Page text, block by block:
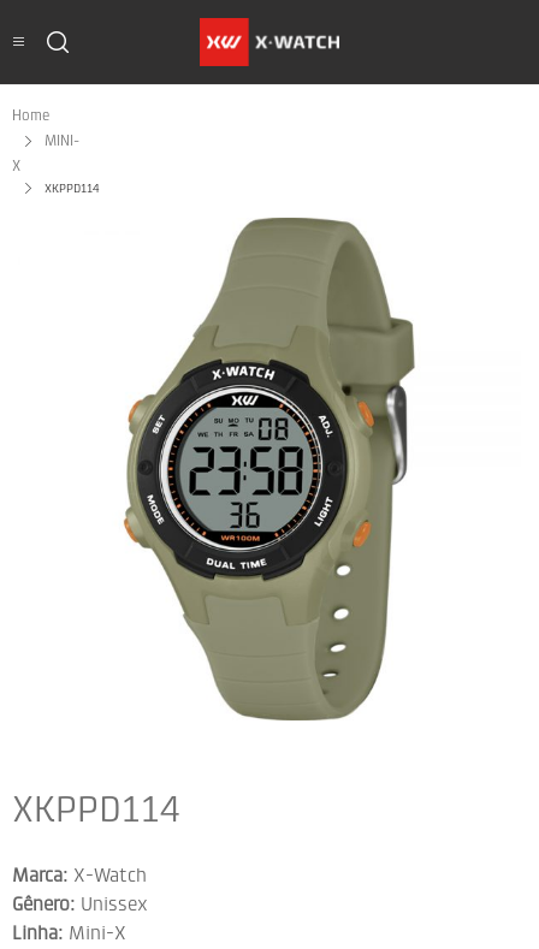
Home
MINI-
X
XKPPD114
XKPPD114
Marca: X-Watch
Gênero: Unissex
Linha: Mini-X